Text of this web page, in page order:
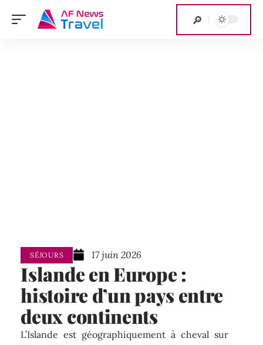
SÉJOURS 17 juin 2026
Islande en Europe :
histoire d’un pays entre
deux continents
L’Islande est géographiquement à cheval sur